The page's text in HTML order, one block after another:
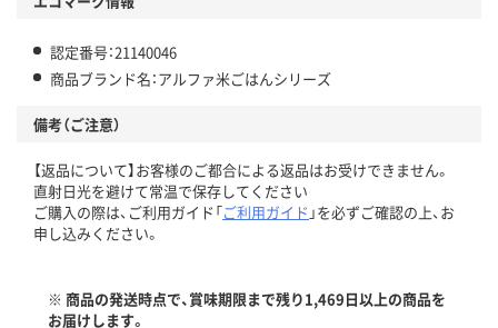
認定番号：21140046
商品ブランド名：アルファ米ごはんシリーズ
備考（ご注意）
【返品について】お客様のご都合による返品はお受けできません。
直射日光を避けて常温で保存してください
ご購入の際は、ご利用ガイド「ご利用ガイド 」を必ずご確認の上、お
申し込みください。
※ 商品の発送時点で、賞味期限まで残り1,469日以上の商品を
お届けします。